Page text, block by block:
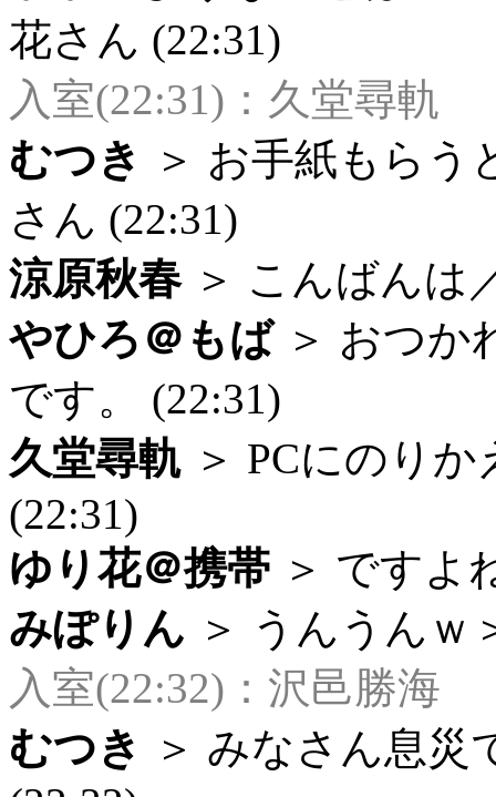
花さん (22:31)
入室(22:31)：久堂尋軌
むつき
＞ お手紙もらう
さん (22:31)
涼原秋春＞ こんばんは
やひろ＠もば＞ おつか
です。 (22:31)
久堂尋軌 ＞ PCにのり
(22:31)
ゆり花＠携帯 ＞ ですよ
みぽりん ＞ うんうんｗ
入室(22:32)：沢邑勝海
むつき
＞ みなさん息